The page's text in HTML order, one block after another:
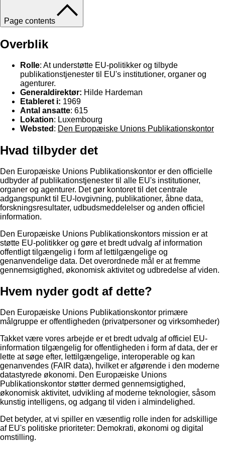
Page contents
Overblik
Rolle: At understøtte EU-politikker og tilbyde
publikationstjenester til EU's institutioner, organer og
agenturer.
Generaldirektør: Hilde Hardeman
Etableret i: 1969
Antal ansatte: 615
Lokation: Luxembourg
Websted : Den Europæiske Unions Publikationskontor
Hvad tilbyder det
Den Europæiske Unions Publikationskontor er den officielle
udbyder af publikationstjenester til alle EU's institutioner,
organer og agenturer. Det gør kontoret til det centrale
adgangspunkt til EU-lovgivning, publikationer, åbne data,
forskningsresultater, udbudsmeddelelser og anden officiel
information.
Den Europæiske Unions Publikationskontors mission er at
støtte EU-politikker og gøre et bredt udvalg af information
offentligt tilgængelig i form af lettilgængelige og
genanvendelige data. Det overordnede mål er at fremme
gennemsigtighed, økonomisk aktivitet og udbredelse af viden.
Hvem nyder godt af dette?
Den Europæiske Unions Publikationskontor primære
målgruppe er offentligheden (privatpersoner og virksomheder)
Takket være vores arbejde er et bredt udvalg af officiel EU-
information tilgængelig for offentligheden i form af data, der er
lette at søge efter, lettilgængelige, interoperable og kan
genanvendes (FAIR data), hvilket er afgørende i den moderne
datastyrede økonomi. Den Europæiske Unions
Publikationskontor støtter dermed gennemsigtighed,
økonomisk aktivitet, udvikling af moderne teknologier, såsom
kunstig intelligens, og adgang til viden i almindelighed.
Det betyder, at vi spiller en væsentlig rolle inden for adskillige
af EU's politiske prioriteter: Demokrati, økonomi og digital
omstilling.